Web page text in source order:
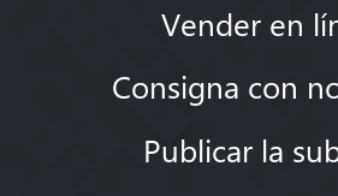
Vender en
Consigna con
Publicar la